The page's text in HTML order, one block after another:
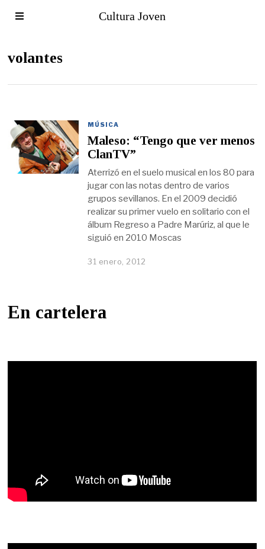
Cultura Joven
volantes
MÚSICA
Maleso: “Tengo que ver menos
ClanTV”
Aterrizó en el suelo musical en los 80 para
jugar con las notas dentro de varios
grupos sevillanos. En el 2009 decidió
realizar su primer vuelo en solitario con el
álbum Regreso a Padre Marúriz, al que le
siguió en 2010 Moscas
31 enero, 2012
En cartelera